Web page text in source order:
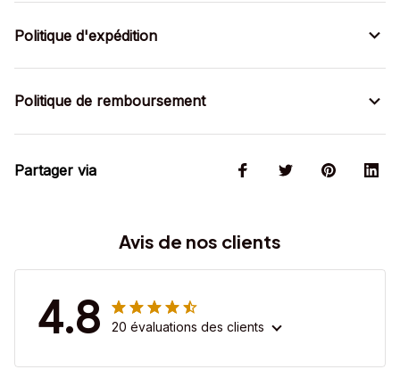
Politique d'expédition
Politique de remboursement
Partager via
Avis de nos clients
4.8 20 évaluations des clients